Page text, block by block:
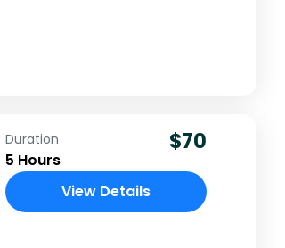
Duration
5 Hours
$70
View Details